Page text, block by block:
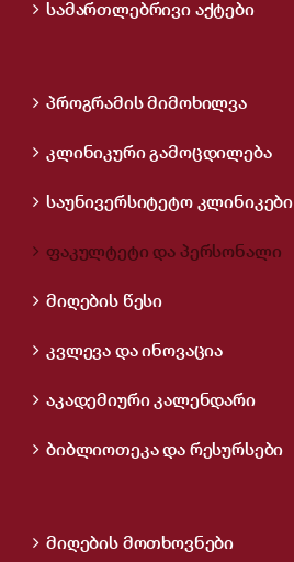
სამართლებრივი აქტები
პროგრამის მიმოხილვა
კლინიკური გამოცდილება
საუნივერსიტეტო კლინიკები
ფაკულტეტი და პერსონალი
მიღების წესი
კვლევა და ინოვაცია
აკადემიური კალენდარი
ბიბლიოთეკა და რესურსები
მიღების მოთხოვნები